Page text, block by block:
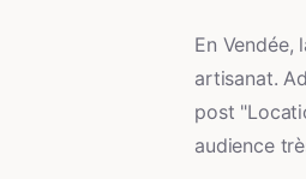
En
artisanat.
post
audience